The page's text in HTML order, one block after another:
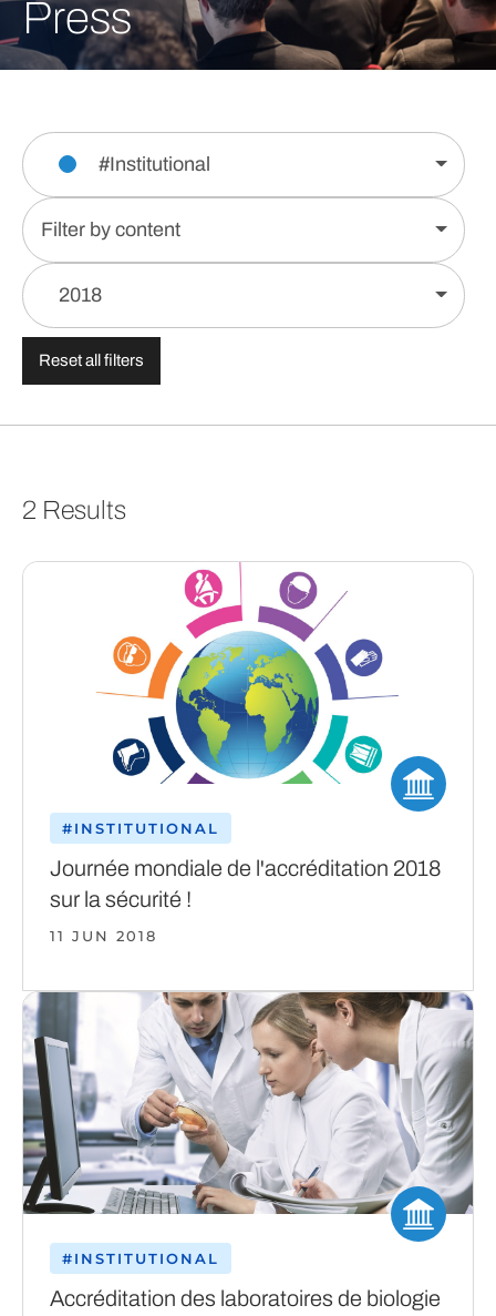
Press
#Institutional
Filter by content
2018
Reset all filters
2 Results
#INSTITUTIONAL
Journée mondiale de l'accréditation 2018
sur la sécurité !
11 JUN 2018
#INSTITUTIONAL
Accréditation des laboratoires de biologie